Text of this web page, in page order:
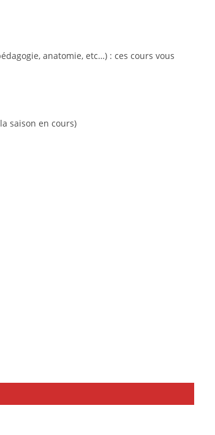
anatomie, etc…) : ces cours vous
saison en cours)